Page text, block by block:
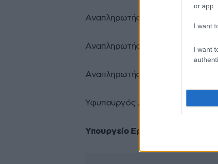
or app.
I want
I want
Αναπληρωτής Υπουργός
Αναπληρωτής Υπουργός
Αναπληρωτής Υπουργός
Υφυπουργός Αθλητισμού:
Υπουργείο Εργασίας